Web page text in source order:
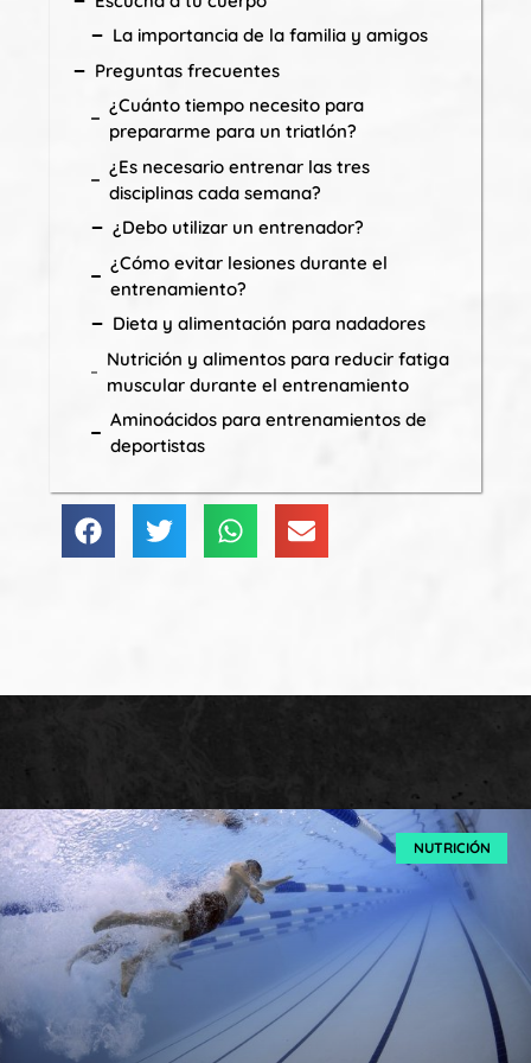
La importancia de la familia y amigos
Preguntas frecuentes
¿Cuánto tiempo necesito para
prepararme para un triatlón?
¿Es necesario entrenar las tres
disciplinas cada semana?
¿Debo utilizar un entrenador?
¿Cómo evitar lesiones durante el
entrenamiento?
Dieta y alimentación para nadadores
Nutrición y alimentos para reducir fatiga
muscular durante el entrenamiento
Aminoácidos para entrenamientos de
deportistas
NUTRICIÓN